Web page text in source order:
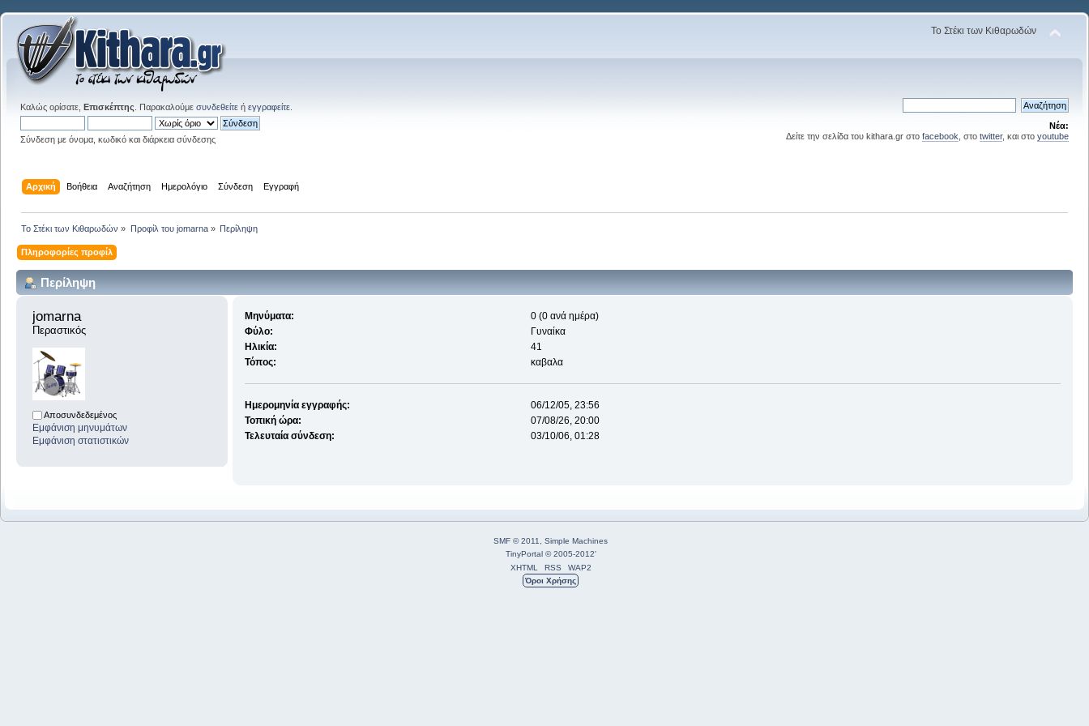
Το Στέκι των Κιθαρωδών
Καλώς ορίσατε, Επισκέπτης . Παρακαλούμε συνδεθείτε ή εγγραφείτε
Σύνδεση με όνομα, κωδικό και διάρκεια σύνδεσης
Νέα:
Δείτε την σελίδα του kithara.gr στο facebook , στο twitter, και στο youtube
Αρχική Βοήθεια Αναζήτηση Ημερολόγιο Σύνδεση Εγγραφή
Το Στέκι των Κιθαρωδών » Προφίλ του jomarna» Περίληψη
Πληροφορίες προφίλ
Περίληψη
jomarna
Περαστικός
Αποσυνδεδεμένος
Εμφάνιση μηνυμάτων
Εμφάνιση στατιστικών
Μηνύματα:
0 (0 ανά ημέρα)
Φύλο:
Γυναίκα
Ηλικία:
41
Τόπος:
καβαλα
Ημερομηνία εγγραφής:
06/12/05, 23:56
Τοπική ώρα:
07/08/26, 20:00
Τελευταία σύνδεση:
03/10/06, 01:28
SMF © 2011, Simple Machines
TinyPortal © 2005-2012'
XHTML
RSS
WAP2
Όροι Χρήσης